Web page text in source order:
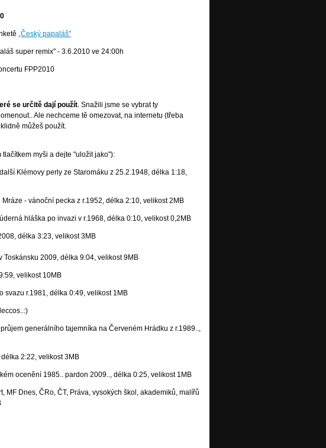
„Český papaláš"
super remix" - 3.6.2010 ve 24:00h
FPP2010
se určitě dají použít. Snažili jsme se vybrat ty
Ale nechceme tě omezovat, na internetu (třeba
můžeš použít.
myši a dejte "uložit jako"):
Klémovy perly ze Staromáku z 25.2.1948, délka 1:18,
- vánoční pecka z r.1952, délka 2:10, velikost 2MB
hláška po invazi v r.1968, délka 0:10, velikost 0,2MB
délka 3:23, velikost 3MB
2009, délka 9:04, velikost 9MB
velikost 10MB
svazu r.1981, délka 0:49, velikost 1MB
generálního tajemníka na Červeném Hrádku z r.1989..,
2:22, velikost 3MB
ocenění 1985.. pardon 2009.., délka 0:25, velikost 1MB
MF Dnes, ČRo, ČT, Práva, vysokých škol, akademiků, malířů